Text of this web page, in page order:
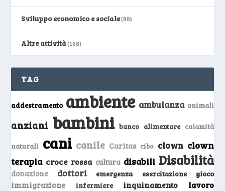
Sviluppo economico e sociale(88)
Altre attività(168)
TAG
addestramento ambiente ambulanza animali
anziani bambini banco alimentare calamità
naturali cani canile Caritas cibo clown clown
terapia croce rossa cultura disabili Disabilità
donazione dottori emergenza esercitazione gioco
immigrazione infermiere inquinamento lavoro